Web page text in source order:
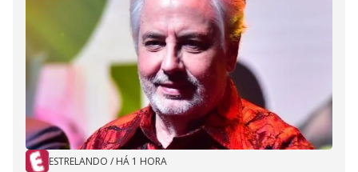
ESTRELANDO / HÁ 1 HORA